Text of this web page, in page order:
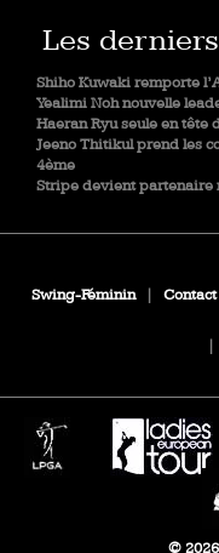
Les
Shiho Kuwaki remporte
Yealimi Noh nouvelle
Haeran Ryu seule en tête
Jeeno Thitikul prend les
4ème
Stripe devient partenaire
Swing-Féminin Contact
©